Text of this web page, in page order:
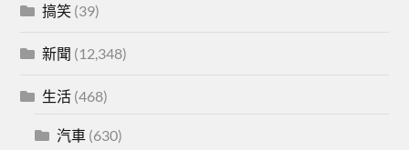
搞笑 (39)
新聞 (12,348)
生活 (468)
汽車 (630)